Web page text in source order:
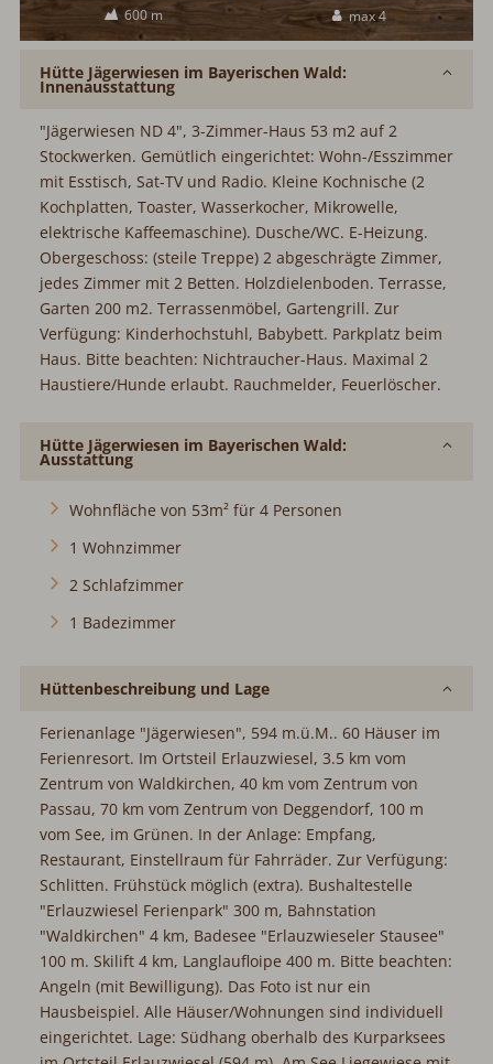
600 m max 4
Hütte Jägerwiesen im Bayerischen Wald:
Innenausstattung
"Jägerwiesen ND 4", 3-Zimmer-Haus 53 m2 auf 2
Stockwerken. Gemütlich eingerichtet: Wohn-/Esszimmer
mit Esstisch, Sat-TV und Radio. Kleine Kochnische (2
Kochplatten, Toaster, Wasserkocher, Mikrowelle,
elektrische Kaffeemaschine). Dusche/WC. E-Heizung.
Obergeschoss: (steile Treppe) 2 abgeschrägte Zimmer,
jedes Zimmer mit 2 Betten. Holzdielenboden. Terrasse,
Garten 200 m2. Terrassenmöbel, Gartengrill. Zur
Verfügung: Kinderhochstuhl, Babybett. Parkplatz beim
Haus. Bitte beachten: Nichtraucher-Haus. Maximal 2
Haustiere/Hunde erlaubt. Rauchmelder, Feuerlöscher.
Hütte Jägerwiesen im Bayerischen Wald:
Ausstattung
Wohnfläche von 53m² für 4 Personen
1 Wohnzimmer
2 Schlafzimmer
1 Badezimmer
Hüttenbeschreibung und Lage
Ferienanlage "Jägerwiesen", 594 m.ü.M.. 60 Häuser im
Ferienresort. Im Ortsteil Erlauzwiesel, 3.5 km vom
Zentrum von Waldkirchen, 40 km vom Zentrum von
Passau, 70 km vom Zentrum von Deggendorf, 100 m
vom See, im Grünen. In der Anlage: Empfang,
Restaurant, Einstellraum für Fahrräder. Zur Verfügung:
Schlitten. Frühstück möglich (extra). Bushaltestelle
"Erlauzwiesel Ferienpark" 300 m, Bahnstation
"Waldkirchen" 4 km, Badesee "Erlauzwieseler Stausee"
100 m. Skilift 4 km, Langlaufloipe 400 m. Bitte beachten:
Angeln (mit Bewilligung). Das Foto ist nur ein
Hausbeispiel. Alle Häuser/Wohnungen sind individuell
eingerichtet. Lage: Südhang oberhalb des Kurparksees